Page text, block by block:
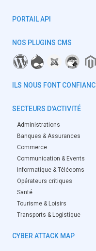
PORTAIL API
NOS PLUGINS CMS
ILS NOUS FONT
SECTEURS D'ACTIVITÉ
Administrations
Banques & Assurances
Commerce
Communication & Events
Informatique & Télécoms
Opérateurs critiques
Santé
Tourisme & Loisirs
Transports & Logistique
CYBER ATTACK MAP